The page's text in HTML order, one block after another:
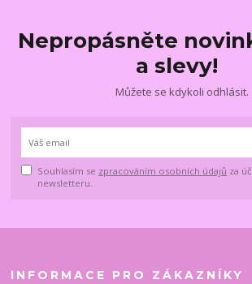
Nepropásněte
a slevy!
Můžete se kdykoli odhlásit.
Souhlasím se zpracováním osobních údajů za
newsletteru.
INFORMACE PRO ZÁKAZNÍKY